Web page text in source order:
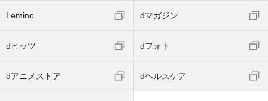
Lemino dマガジン
dヒッツ dフォト
dアニメストア dヘルスケア